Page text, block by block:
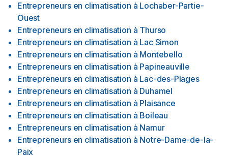
Entrepreneurs en climatisation à Lochaber-Partie-
Ouest
Entrepreneurs en climatisation à Thurso
Entrepreneurs en climatisation à Lac Simon
Entrepreneurs en climatisation à Montebello
Entrepreneurs en climatisation à Papineauville
Entrepreneurs en climatisation à Lac-des-Plages
Entrepreneurs en climatisation à Duhamel
Entrepreneurs en climatisation à Plaisance
Entrepreneurs en climatisation à Boileau
Entrepreneurs en climatisation à Namur
Entrepreneurs en climatisation à Notre-Dame-de-la-
Paix